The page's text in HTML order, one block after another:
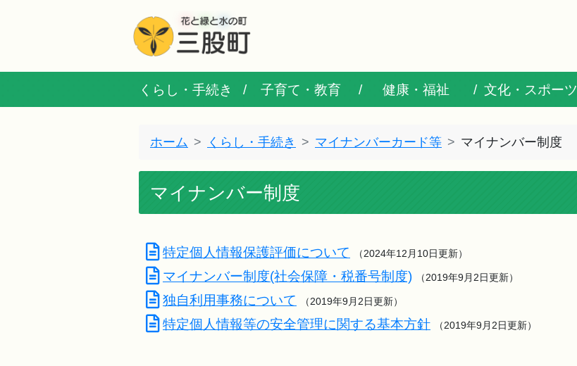
くらし・手続き 子育て・教育 健康・福祉 文化・スポーツ
ホーム くらし・手続き マイナンバーカード等 マイナンバー制度
マイナンバー制度
特定個人情報保護評価について （2024年12月10日更新）
マイナンバー制度(社会保障・税番号制度) （2019年9月2日更新）
独自利用事務について （2019年9月2日更新）
特定個人情報等の安全管理に関する基本方針 （2019年9月2日更新）